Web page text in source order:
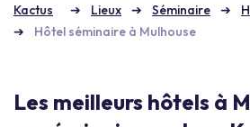
Kactus Lieux Séminaire
Hôtel séminaire à Mulhouse
Les meilleurs hôtels à